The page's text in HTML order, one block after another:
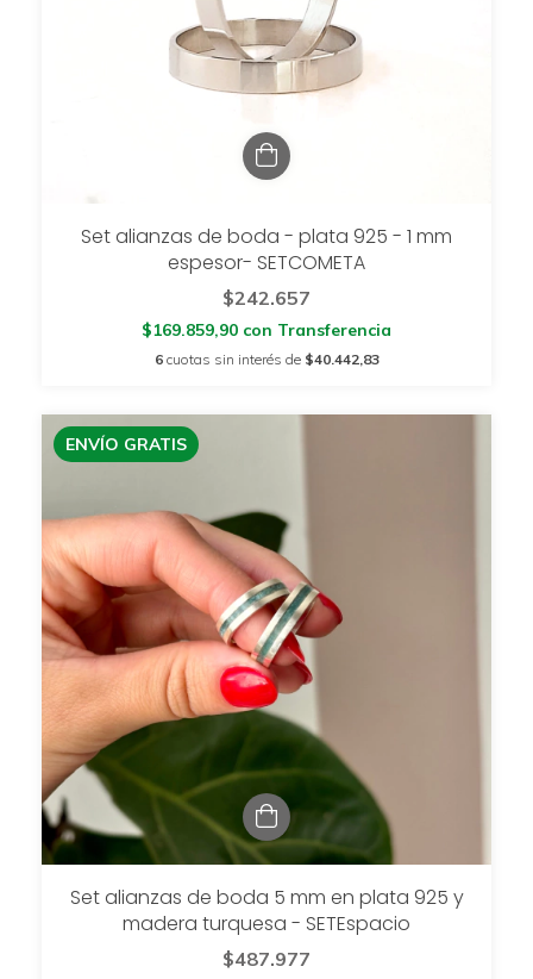
Set alianzas de boda - plata 925 - 1 mm
espesor- SETCOMETA
$242.657
$169.859,90 con Transferencia
6 cuotas sin interés de $40.442,83
ENVÍO GRATIS
Set alianzas de boda 5 mm en plata 925 y
madera turquesa - SETEspacio
$487.977